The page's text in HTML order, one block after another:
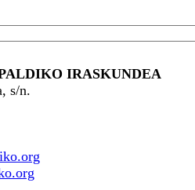
IRASKUNDEA
s/n.